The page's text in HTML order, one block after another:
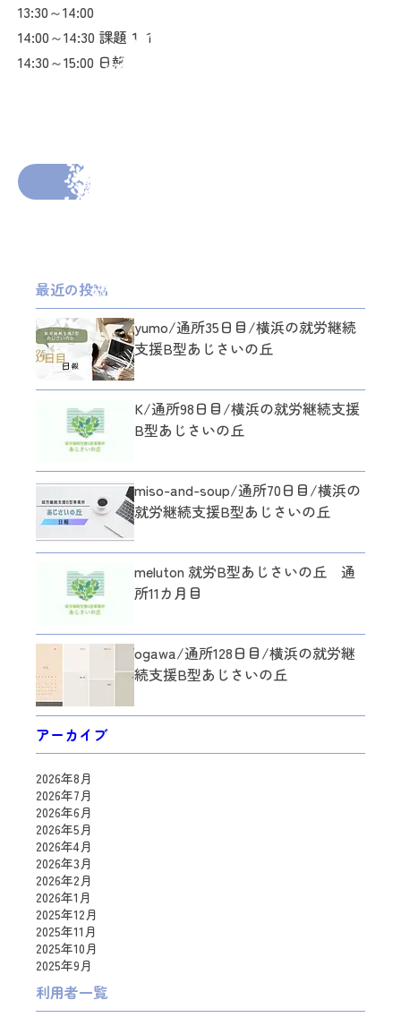
13:30～14:00
14:00～14:30 課題１１
14:30～15:00 日報
前の投稿へ
最近の投稿
yumo/通所35日目/横浜の就労継続
支援B型あじさいの丘
K/通所98日目/横浜の就労継続支援
B型あじさいの丘
miso-and-soup/通所70日目/横浜の
就労継続支援B型あじさいの丘
meluton 就労B型あじさいの丘 通
所11カ月目
ogawa/通所128日目/横浜の就労継
続支援B型あじさいの丘
アーカイブ
2026年8月
2026年7月
2026年6月
2026年5月
2026年4月
2026年3月
2026年2月
2026年1月
2025年12月
2025年11月
2025年10月
2025年9月
利用者一覧